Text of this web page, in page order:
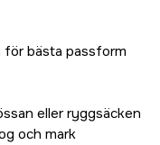
för bästa passform
eller ryggsäcken
och mark